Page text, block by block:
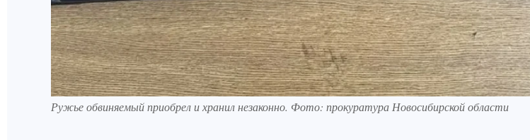
Ружье обвиняемый приобрел и хранил незаконно. Фото: прокуратура Новосибирской области